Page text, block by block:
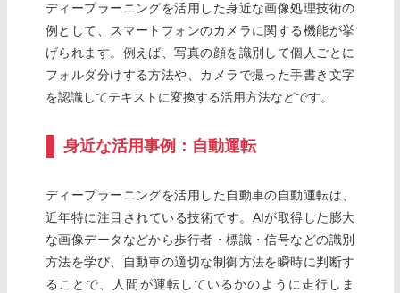
ディープラーニングを活用した身近な画像処理技術の
例として、スマートフォンのカメラに関する機能が挙
げられます。例えば、写真の顔を識別して個人ごとに
フォルダ分けする方法や、カメラで撮った手書き文字
を認識してテキストに変換する活用方法などです。
身近な活用事例：自動運転
ディープラーニングを活用した自動車の自動運転は、
近年特に注目されている技術です。AIが取得した膨大
な画像データなどから歩行者・標識・信号などの識別
方法を学び、自動車の適切な制御方法を瞬時に判断す
ることで、人間が運転しているかのように走行しま